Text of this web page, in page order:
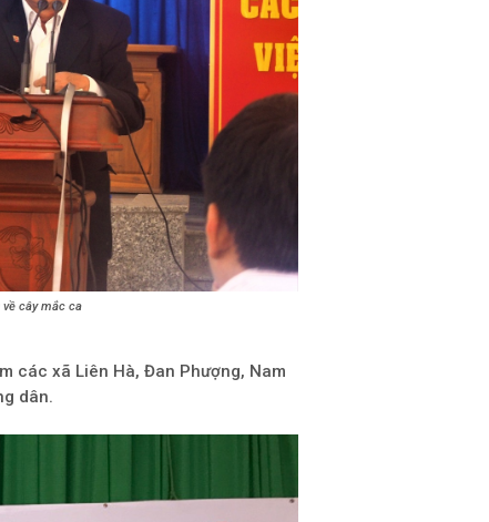
về cây mắc ca
các xã Liên Hà, Đan Phượng, Nam
dân.